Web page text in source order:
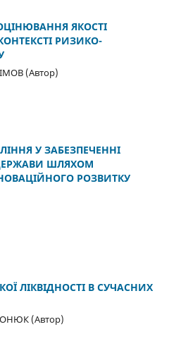
ЯКОСТІ
РИЗИКО-
(Автор)
У ЗАБЕЗПЕЧЕННІ
ШЛЯХОМ
РОЗВИТКУ
ЛІКВІДНОСТІ В СУЧАСНИХ
(Автор)